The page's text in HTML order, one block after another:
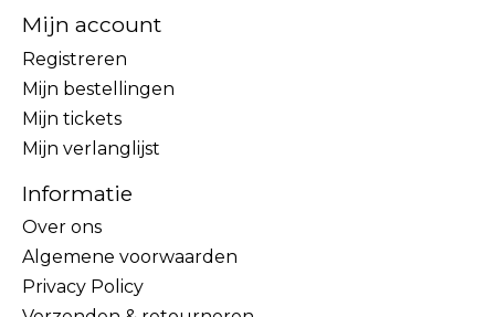
Mijn account
Registreren
Mijn bestellingen
Mijn tickets
Mijn verlanglijst
Informatie
Over ons
Algemene voorwaarden
Privacy Policy